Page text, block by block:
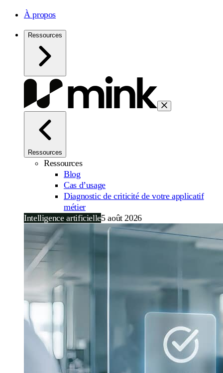
À propos
Ressources
Ressources
Ressources
Blog
Cas d’usage
Diagnostic de criticité de votre applicatif
métier
Intelligence artificielle5 août 2026